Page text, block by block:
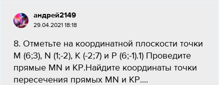
андрей2149
29.04.2021 18:18
8. Отметьте на координатной плоскости точки
M (6;3), N (1;-2), К (-2;7) и P (6;-1).1) Проведите
прямые MN и КР.Найдите координаты точки
пересечения прямых MN и КР....